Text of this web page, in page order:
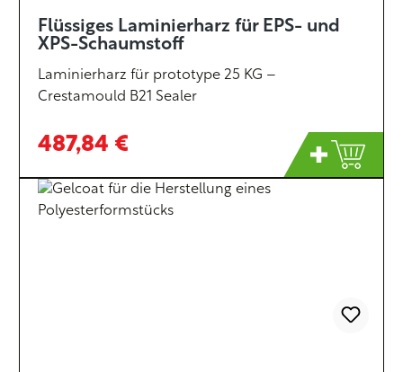
Flüssiges Laminierharz für EPS- und
XPS-Schaumstoff
Laminierharz für prototype 25 KG –
Crestamould B21 Sealer
487,84 €